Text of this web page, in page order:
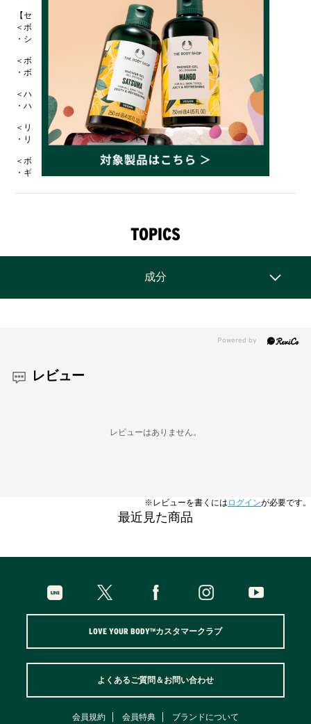
【セット内容】​
＜ボディシャンプー＞​
・シャワークリーム AM(香り：アーモンドミルク) 250mL
＜ボディクリーム＞​
・ボディバター AM(香り：アーモンドミルク) 200mL
＜ハンドクリーム＞​
・ハンドバーム AM(香り：アーモンドミルク) 30mL
＜リップクリーム＞​
・リップケアスティック AM(香り：アーモンドミルク) 4.2g
＜ボックス＞​
・ギフトボックス サイズ（約）：たて7.4xよこ23.6x幅16.6cm
TOPICS
成分
レビュー
レビューはありません。
※レビューを書くには ログインが必要です。
最近見た商品
LOVE YOUR BODY™カスタマークラブ
よくあるご質問＆お問い合わせ
会員規約 会員特典 ブランドについて